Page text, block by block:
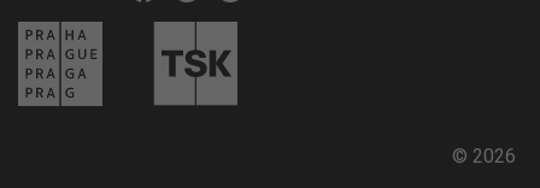
© 2026